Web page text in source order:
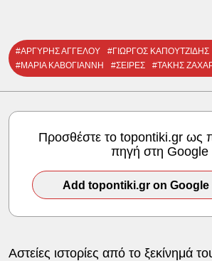
#ΑΡΓΥΡΗΣ ΑΓΓΕΛΟΥ
#ΓΙΩΡΓΟΣ ΚΑΠΟΥΤΖΙΔΗΣ
#ΜΑΡΙΑ ΚΑΒΟΓΙΑΝΝΗ
#ΣΕΙΡΕΣ #ΤΑΚΗΣ
Προσθέστε το topontiki.gr ως
πηγή στη Google
Add topontiki.gr on Google
Αστείες ιστορίες από το ξεκίνημά